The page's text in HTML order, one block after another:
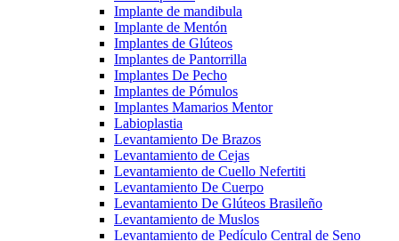
Implante de mandibula
Implante de Mentón
Implantes de Glúteos
Implantes de Pantorrilla
Implantes De Pecho
Implantes de Pómulos
Implantes Mamarios Mentor
Labioplastia
Levantamiento De Brazos
Levantamiento de Cejas
Levantamiento de Cuello Nefertiti
Levantamiento De Cuerpo
Levantamiento De Glúteos Brasileño
Levantamiento de Muslos
Levantamiento de Pedículo Central de Seno